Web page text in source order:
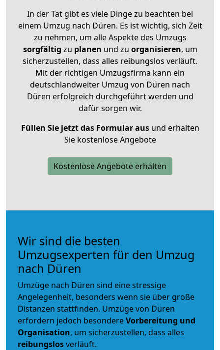
In der Tat gibt es viele Dinge zu beachten bei
einem Umzug nach Düren. Es ist wichtig, sich Zeit
zu nehmen, um alle Aspekte des Umzugs
sorgfältig zu planen und zu organisieren, um
sicherzustellen, dass alles reibungslos verläuft.
Mit der richtigen Umzugsfirma kann ein
deutschlandweiter Umzug von Düren nach
Düren erfolgreich durchgeführt werden und
dafür sorgen wir.
Füllen Sie jetzt das Formular ausund erhalten
Sie kostenlose Angebote
Kostenlose Angebote erhalten
Wir sind die besten
Umzugsexperten für den Umzug
nach Düren
Umzüge nach Düren sind eine stressige
Angelegenheit, besonders wenn sie über große
Distanzen stattfinden. Umzüge von Düren
erfordern jedoch besondereVorbereitung und
Organisation, um sicherzustellen, dass alles
reibungslosverläuft.